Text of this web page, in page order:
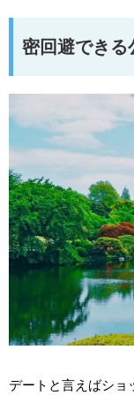
密回避できる
デートと言えばショ